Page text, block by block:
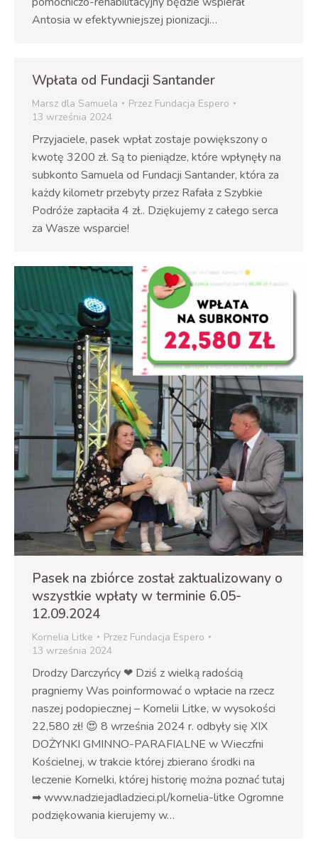
Antosia w efektywniejszej pionizacji…
Wpłata od Fundacji Santander
Marsz dla Samuela Przez Fundacja Espero
13 września 2024
Przyjaciele, pasek wpłat zostaje powiększony o
kwotę 3200 zł. Są to pieniądze, które wpłynęły na
subkonto Samuela od Fundacji Santander, która za
każdy kilometr przebyty przez Rafała z Szybkie
Podróże zapłaciła 4 zł.. Dziękujemy z całego serca
za Wasze wsparcie!
Pasek na zbiórce został zaktualizowany o
wszystkie wpłaty w terminie 6.05-
12.09.2024
Kornelia Litke Przez Fundacja Espero
13 września 2024
Drodzy Darczyńcy ❤ Dziś z wielką radością
pragniemy Was poinformować o wpłacie na rzecz
naszej podopiecznej – Kornelii Litke, w wysokości
22,580 zł! 😍 8 września 2024 r. odbyły się XIX
DOŻYNKI GMINNO-PARAFIALNE w Wieczfni
Kościelnej, w trakcie której zbierano środki na
leczenie Kornelki, której historię można poznać tutaj
➡ www.nadziejadladzieci.pl/kornelia-litke Ogromne
podziękowania kierujemy w…